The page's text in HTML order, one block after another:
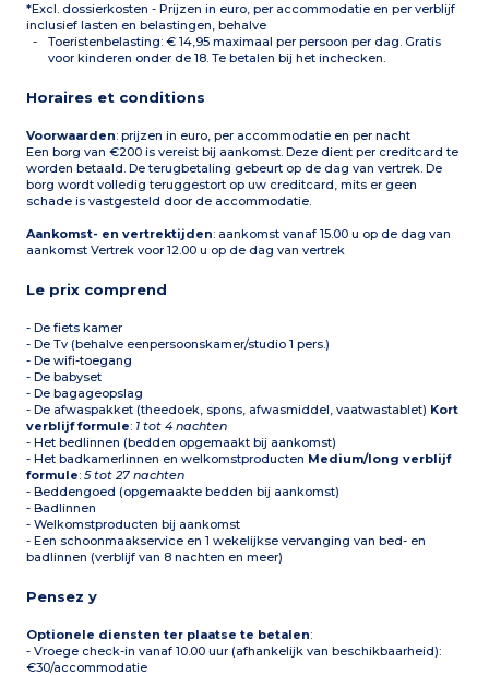
*Excl. dossierkosten - Prijzen in euro, per accommodatie en per verblijf
inclusief lasten en belastingen, behalve
Toeristenbelasting: € 14,95 maximaal per persoon per dag. Gratis
voor kinderen onder de 18. Te betalen bij het inchecken.
Horaires et conditions
Voorwaarden: prijzen in euro, per accommodatie en per nacht
Een borg van €200 is vereist bij aankomst. Deze dient per creditcard te
worden betaald. De terugbetaling gebeurt op de dag van vertrek. De
borg wordt volledig teruggestort op uw creditcard, mits er geen
schade is vastgesteld door de accommodatie.
Aankomst- en vertrektijden: aankomst vanaf 15.00 u op de dag van
aankomst Vertrek voor 12.00 u op de dag van vertrek
Le prix comprend
- De fiets kamer
- De Tv (behalve eenpersoonskamer/studio 1 pers.)
- De wifi-toegang
- De babyset
- De bagageopslag
- De afwaspakket (theedoek, spons, afwasmiddel, vaatwastablet) Kort
verblijf formule: 1 tot 4 nachten
- Het bedlinnen (bedden opgemaakt bij aankomst)
- Het badkamerlinnen en welkomstproducten Medium/long verblijf
formule:5 tot 27 nachten
- Beddengoed (opgemaakte bedden bij aankomst)
- Badlinnen
- Welkomstproducten bij aankomst
- Een schoonmaakservice en 1 wekelijkse vervanging van bed- en
badlinnen (verblijf van 8 nachten en meer)
Pensez y
Optionele diensten ter plaatse te betalen:
- Vroege check-in vanaf 10.00 uur (afhankelijk van beschikbaarheid):
€30/accommodatie